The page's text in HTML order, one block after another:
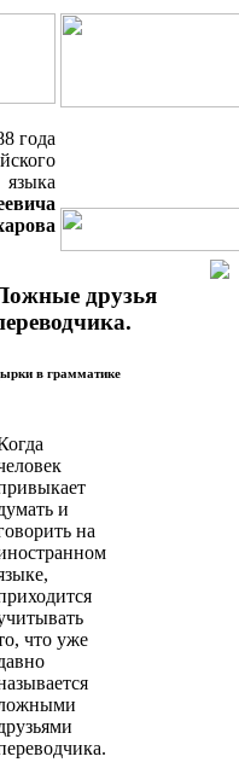
года
языка
друзья
в грамматике
и
на
что уже